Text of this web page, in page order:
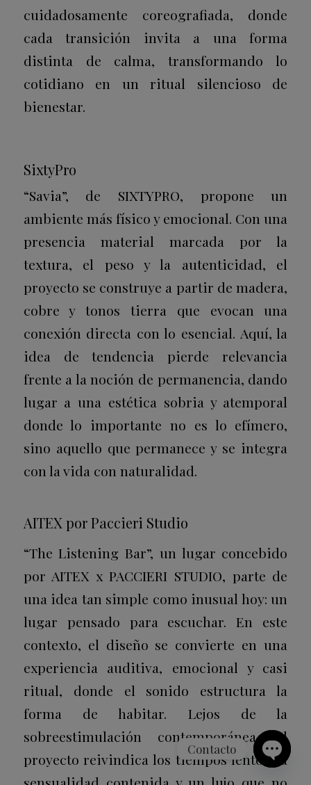
cuidadosamente coreografiada, donde
cada transición invita a una forma
distinta de calma, transformando lo
cotidiano en un ritual silencioso de
bienestar.
SixtyPro
“Savia”, de SIXTYPRO, propone un
ambiente más físico y emocional. Con una
presencia material marcada por la
textura, el peso y la autenticidad, el
proyecto se construye a partir de madera,
cobre y tonos tierra que evocan una
conexión directa con lo esencial. Aquí, la
idea de tendencia pierde relevancia
frente a la noción de permanencia, dando
lugar a una estética sobria y atemporal
donde lo importante no es lo efímero,
sino aquello que permanece y se integra
con la vida con naturalidad.
AITEX por Paccieri Studio
“The Listening Bar”, un lugar concebido
por AITEX x PACCIERI STUDIO, parte de
una idea tan simple como inusual hoy: un
lugar pensado para escuchar. En este
contexto, el diseño se convierte en una
experiencia auditiva, emocional y casi
ritual, donde el sonido estructura la
forma de habitar. Lejos de la
sobreestimulación contemporánea, el
proyecto reivindica los tiempos lentos, la
Contacto
chaty